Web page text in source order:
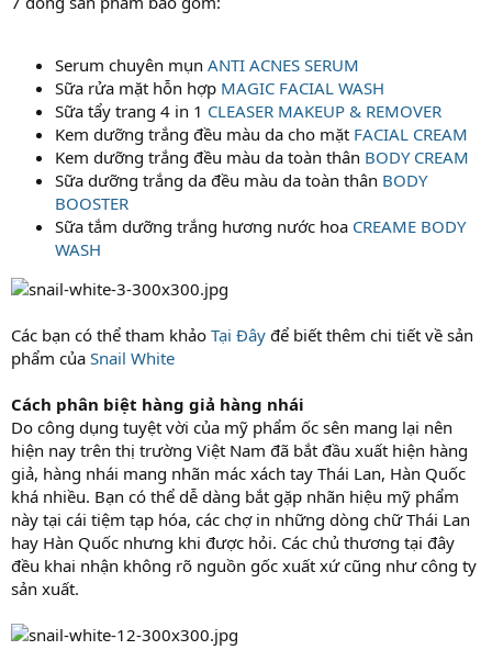
Serum chuyên mụn ANTI ACNES SERUM
Sữa rửa mặt hỗn hợp MAGIC FACIAL WASH
Sữa tẩy trang 4 in 1 CLEASER MAKEUP & REMOVER
Kem dưỡng trắng đều màu da cho mặt FACIAL CREAM
Kem dưỡng trắng đều màu da toàn thân BODY CREAM
Sữa dưỡng trắng da đều màu da toàn thân BODY
BOOSTER
Sữa tắm dưỡng trắng hương nước hoa CREAME BODY
WASH
Các bạn có thể tham khảo Tại Đây để biết thêm chi tiết về sản
phẩm của Snail White
Cách phân biệt hàng giả hàng nhái
Do công dụng tuyệt vời của mỹ phẩm ốc sên mang lại nên
hiện nay trên thị trường Việt Nam đã bắt đầu xuất hiện hàng
giả, hàng nhái mang nhãn mác xách tay Thái Lan, Hàn Quốc
khá nhiều. Bạn có thể dễ dàng bắt gặp nhãn hiệu mỹ phẩm
này tại cái tiệm tạp hóa, các chợ in những dòng chữ Thái Lan
hay Hàn Quốc nhưng khi được hỏi. Các chủ thương tại đây
đều khai nhận không rõ nguồn gốc xuất xứ cũng như công ty
sản xuất.